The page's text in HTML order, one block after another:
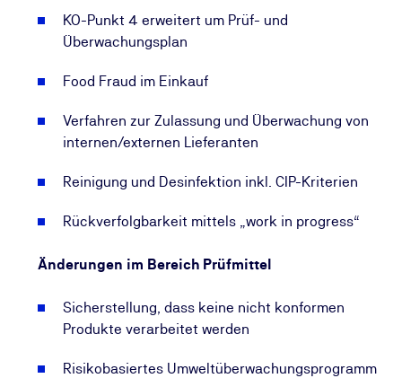
Nutzen Sie diese Gelegenheit, um Ihr Wissen zu
Ihrem Unternehmen nachhaltig zu stärken.
KO-Punkt 4 erweitert um Prüf- und
Überwachungsplan
Food Fraud im Einkauf
Verfahren zur Zulassung und Überwachung von
internen/externen Lieferanten
Reinigung und Desinfektion inkl. CIP-Kriterien
Rückverfolgbarkeit mittels „work in progress“
Änderungen im Bereich Prüfmittel
Sicherstellung, dass keine nicht konformen
Produkte verarbeitet werden
Risikobasiertes Umweltüberwachungsprogramm